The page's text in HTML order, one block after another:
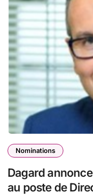
Nominations
Dagard
au poste de